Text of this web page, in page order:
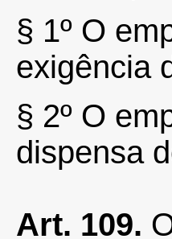
§ 1º O
exigência
§ 2º O
dispensa
Art. 109.